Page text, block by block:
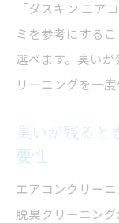
「ダスキン エア
ミを参考にする
選べます。臭い
リーニングを一
臭いが残ると
要性
エアコンクリー
脱臭クリーニン